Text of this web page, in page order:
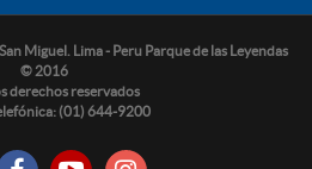
Miguel. Lima - Peru Parque de las Leyendas
© 2016
derechos reservados
(01) 644-9200